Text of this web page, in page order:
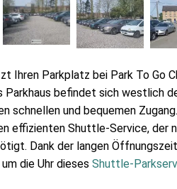
Ihren Parkplatz bei Park To Go
Parkhaus befindet sich westlich
schnellen und bequemen
effizienten Shuttle-Service, der
Dank der langen
die Uhr dieses Shuttle-